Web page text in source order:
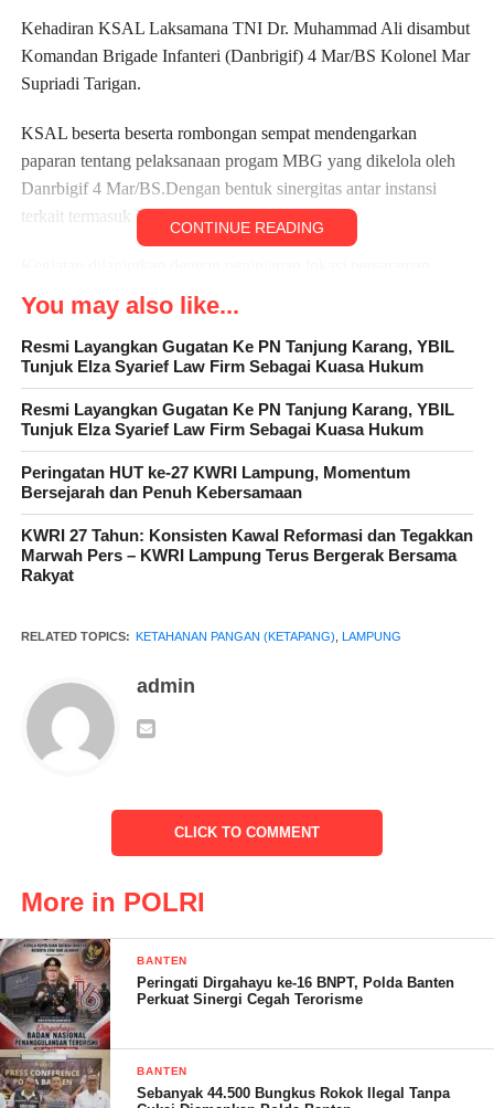
Kehadiran KSAL Laksamana TNI Dr. Muhammad Ali disambut
Komandan Brigade Infanteri (Danbrigif) 4 Mar/BS Kolonel Mar
Supriadi Tarigan.
KSAL beserta beserta rombongan sempat mendengarkan
paparan tentang pelaksanaan progam MBG yang dikelola oleh
Danrbigif 4 Mar/BS.Dengan bentuk sinergitas antar instansi
terkait termasuk Polri.
melon inthanon di green house, penanaman bibit mangrove
dibibir pantai Brigif 4 Marinir/BS sejumlah 100 ribu batang,
kemudian dilanjutkan dengan peninjauan Keramba Jaring Apung
Brigade Infanteri 4 Mar/BS yang membudidayakan ikan bawal
bintang sejumlah 5.000 ekor di Dermaga Lembing.
Kemudian dilakukan pembagian sembako kepada para nelayan
di sepanjang rute menuju Dermaga Caligi.
TNI AL akan terus mendukung program pemerintah dalam
mewujudkan ketahanan
pangan nasional melalui pengembangan potensi maritim yang
implementasi program Makan Bergizi Gratis yang dicanangkan
SOLA. (RG)
CONTINUE READING
You may also like...
Resmi Layangkan Gugatan Ke PN Tanjung Karang, YBIL
Tunjuk Elza Syarief Law Firm Sebagai Kuasa Hukum
Resmi Layangkan Gugatan Ke PN Tanjung Karang, YBIL
Tunjuk Elza Syarief Law Firm Sebagai Kuasa Hukum
Peringatan HUT ke-27 KWRI Lampung, Momentum
Bersejarah dan Penuh Kebersamaan
KWRI 27 Tahun: Konsisten Kawal Reformasi dan Tegakkan
Marwah Pers – KWRI Lampung Terus Bergerak Bersama
Rakyat
RELATED TOPICS: KETAHANAN PANGAN (KETAPANG) LAMPUNG
admin
CLICK TO COMMENT
More in POLRI
BANTEN
Peringati Dirgahayu ke-16 BNPT, Polda Banten
Perkuat Sinergi Cegah Terorisme
BANTEN
Sebanyak 44.500 Bungkus Rokok Ilegal Tanpa